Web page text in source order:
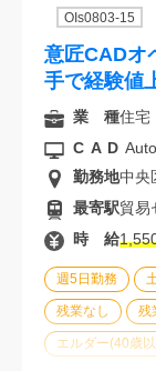
OIs0803-15
意匠CAD
手で経験値
週5日勤務
残業なし 残
エルダー(40歳
業 種住宅
CAD
勤務地中央
最寄駅貿易
時 給